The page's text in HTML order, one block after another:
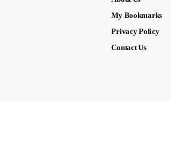
My Bookmarks
Privacy Policy
Contact Us